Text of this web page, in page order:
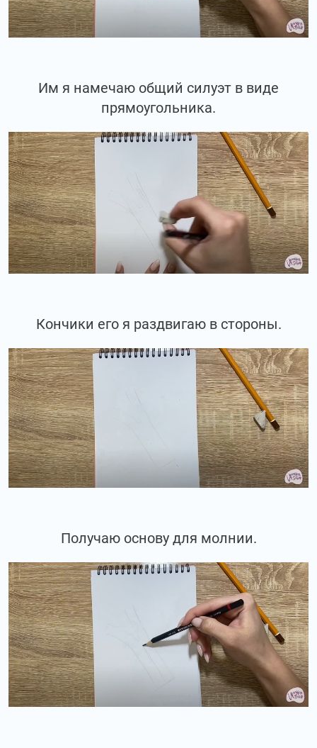
Им я намечаю общий силуэт в виде
прямоугольника.
Кончики его я раздвигаю в стороны.
Получаю основу для молнии.